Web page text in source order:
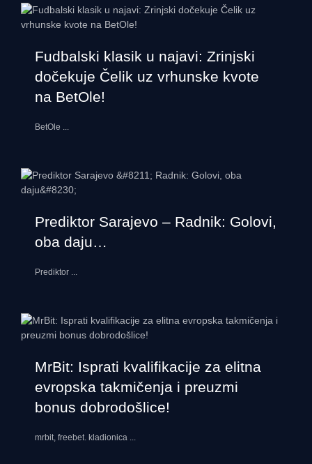
Fudbalski klasik u najavi: Zrinjski
dočekuje Čelik uz vrhunske kvote
na BetOle!
BetOle ...
Prediktor Sarajevo – Radnik: Golovi,
oba daju…
Prediktor ...
MrBit: Isprati kvalifikacije za elitna
evropska takmičenja i preuzmi
bonus dobrodošlice!
mrbit, freebet. kladionica ...